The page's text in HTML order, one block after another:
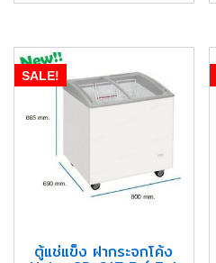
SALE!
ตู้แช่แข็ง ฝากระจกโค้ง